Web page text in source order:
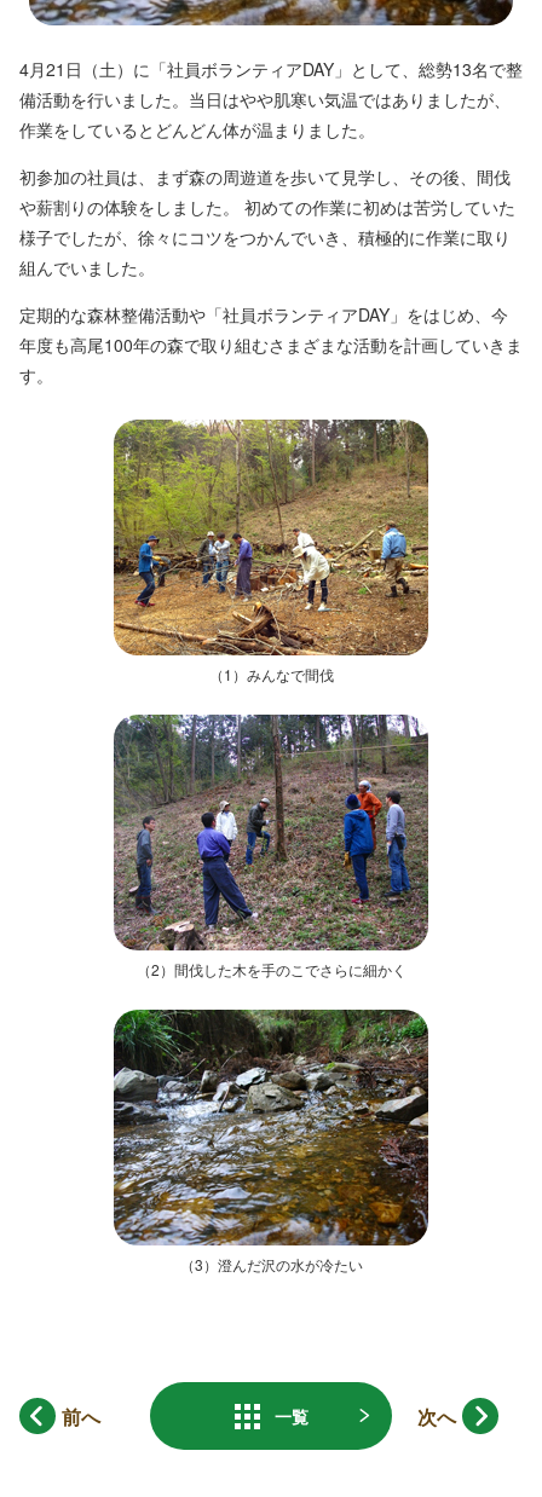
4月21日（土）に「社員ボランティアDAY」として、総勢13名で整
備活動を行いました。当日はやや肌寒い気温ではありましたが、
作業をしているとどんどん体が温まりました。
初参加の社員は、まず森の周遊道を歩いて見学し、その後、間伐
や薪割りの体験をしました。 初めての作業に初めは苦労していた
様子でしたが、徐々にコツをつかんでいき、積極的に作業に取り
組んでいました。
定期的な森林整備活動や「社員ボランティアDAY」をはじめ、今
年度も高尾100年の森で取り組むさまざまな活動を計画していきま
す。
（1）みんなで間伐
（2）間伐した木を手のこでさらに細かく
（3）澄んだ沢の水が冷たい
前へ 一覧 次へ